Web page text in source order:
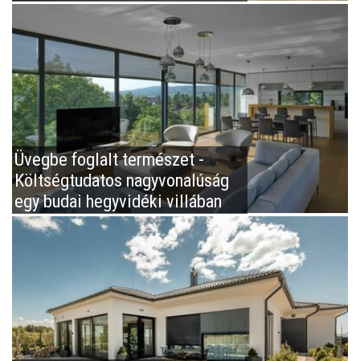
Üvegbe foglalt természet -
Költségtudatos nagyvonalúság
egy budai hegyvidéki villában